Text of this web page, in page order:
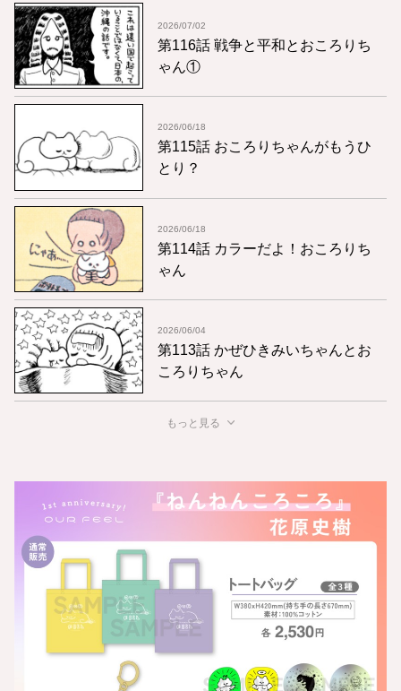
2026/07/02
第116話 戦争と平和とおころりち
ゃん①
2026/06/18
第115話 おころりちゃんがもうひ
とり？
2026/06/18
第114話 カラーだよ！おころりち
ゃん
2026/06/04
第113話 かぜひきみいちゃんとお
ころりちゃん
もっと見る